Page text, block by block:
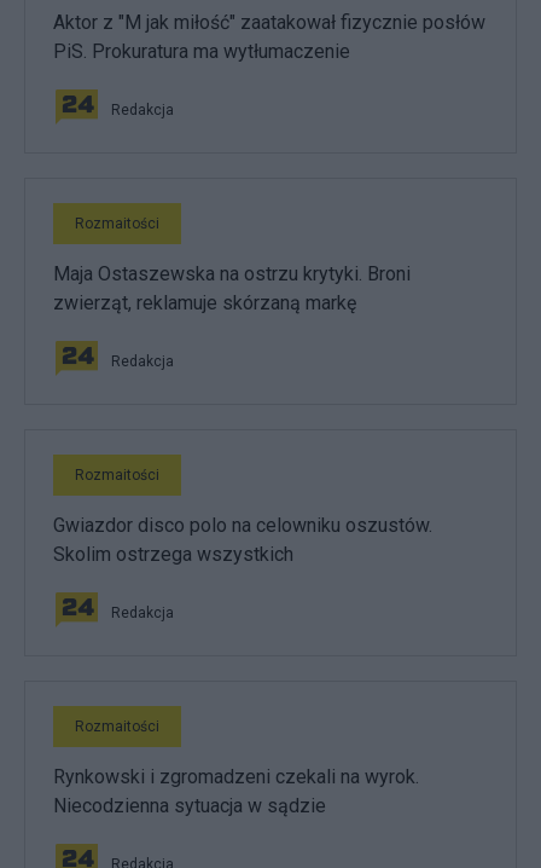
Aktor z "M jak miłość" zaatakował fizycznie posłów
PiS. Prokuratura ma wytłumaczenie
Redakcja
Rozmaitości
Maja Ostaszewska na ostrzu krytyki. Broni
zwierząt, reklamuje skórzaną markę
Redakcja
Rozmaitości
Gwiazdor disco polo na celowniku oszustów.
Skolim ostrzega wszystkich
Redakcja
Rozmaitości
Rynkowski i zgromadzeni czekali na wyrok.
Niecodzienna sytuacja w sądzie
Redakcja